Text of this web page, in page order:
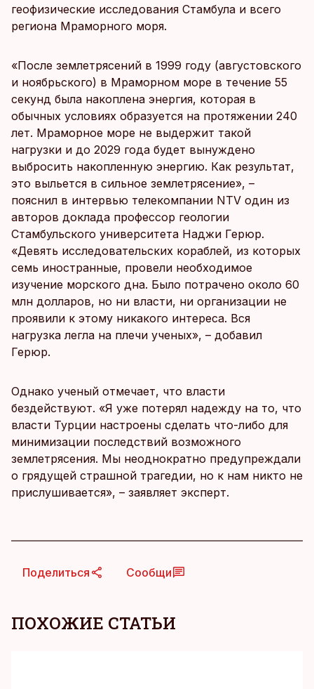
геофизические исследования Стамбула и всего
региона Мраморного моря.
«После землетрясений в 1999 году (августовского
и ноябрьского) в Мраморном море в течение 55
секунд была накоплена энергия, которая в
обычных условиях образуется на протяжении 240
лет. Мраморное море не выдержит такой
нагрузки и до 2029 года будет вынуждено
выбросить накопленную энергию. Как результат,
это выльется в сильное землетрясение», –
пояснил в интервью телекомпании NTV один из
авторов доклада профессор геологии
Стамбульского университета Наджи Герюр.
«Девять исследовательских кораблей, из которых
семь иностранные, провели необходимое
изучение морского дна. Было потрачено около 60
млн долларов, но ни власти, ни организации не
проявили к этому никакого интереса. Вся
нагрузка легла на плечи ученых», – добавил
Герюр.
Однако ученый отмечает, что власти
бездействуют. «Я уже потерял надежду на то, что
власти Турции настроены сделать что-либо для
минимизации последствий возможного
землетрясения. Мы неоднократно предупреждали
о грядущей страшной трагедии, но к нам никто не
прислушивается», – заявляет эксперт.
Поделиться Сообщи
ПОХОЖИЕ СТАТЬИ